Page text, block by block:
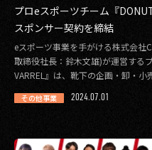
イ
タ
そ
PRIVACY POLICY
プロeスポーツチーム『
スポンサー契約を締結
eスポーツ事業を手がける株式会社
取締役社長：鈴木文雄)が運営する
VARREL』は、靴下の企画・卸・
その他事業 2024.07.01